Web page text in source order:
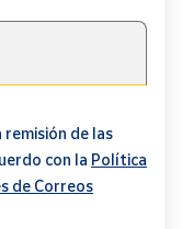
de las
con la Política
de Correos